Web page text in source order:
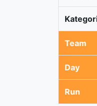
Team
Day
Run